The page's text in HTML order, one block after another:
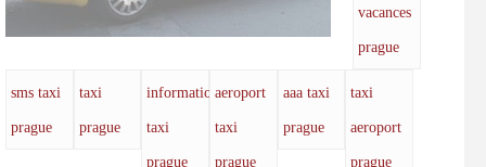
vacances
prague
sms taxi
prague
taxi
prague
information
taxi
prague
aeroport
taxi
prague
aaa taxi
prague
taxi
aeroport
prague